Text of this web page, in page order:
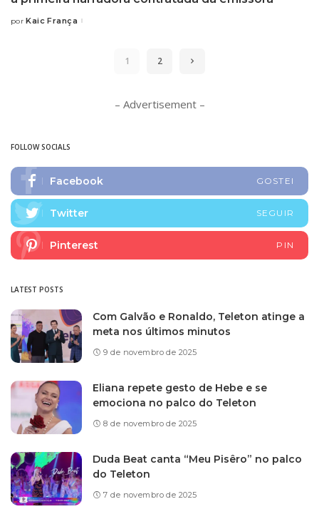
por Kaic França
1 2
– Advertisement –
FOLLOW SOCIALS
Facebook GOSTEI
Twitter SEGUIR
Pinterest PIN
LATEST POSTS
Com Galvão e Ronaldo, Teleton atinge a
meta nos últimos minutos
9 de novembro de 2025
Eliana repete gesto de Hebe e se
emociona no palco do Teleton
8 de novembro de 2025
Duda Beat canta “Meu Pisêro” no palco
do Teleton
7 de novembro de 2025